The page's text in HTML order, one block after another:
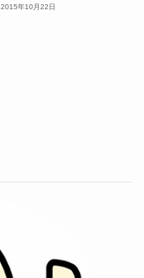
2015年10月22日